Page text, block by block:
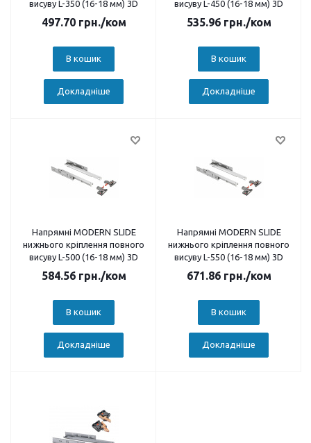
висуву L-350 (16-18 мм) 3D
497.70грн./ком
В кошик
Докладніше
висуву L-450 (16-18 мм) 3D
535.96грн./ком
В кошик
Докладніше
Напрямні MODERN SLIDE
нижнього кріплення повного
висуву L-500 (16-18 мм) 3D
584.56грн./ком
В кошик
Докладніше
Напрямні MODERN SLIDE
нижнього кріплення повного
висуву L-550 (16-18 мм) 3D
671.86грн./ком
В кошик
Докладніше